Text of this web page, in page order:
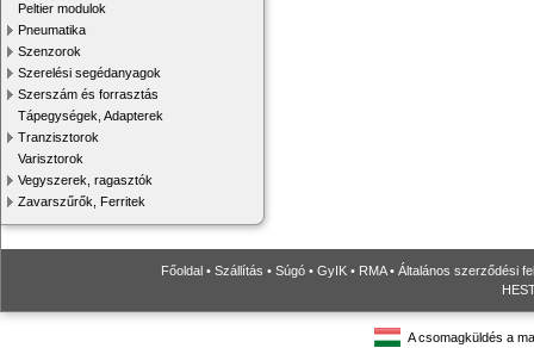
Peltier modulok
Pneumatika
Szenzorok
Szerelési segédanyagok
Szerszám és forrasztás
Tápegységek, Adapterek
Tranzisztorok
Varisztorok
Vegyszerek, ragasztók
Zavarszűrők, Ferritek
Főoldal • Szállítás • Súgó • GyIK • RMA• Általános szerződési
A csomagküldés a